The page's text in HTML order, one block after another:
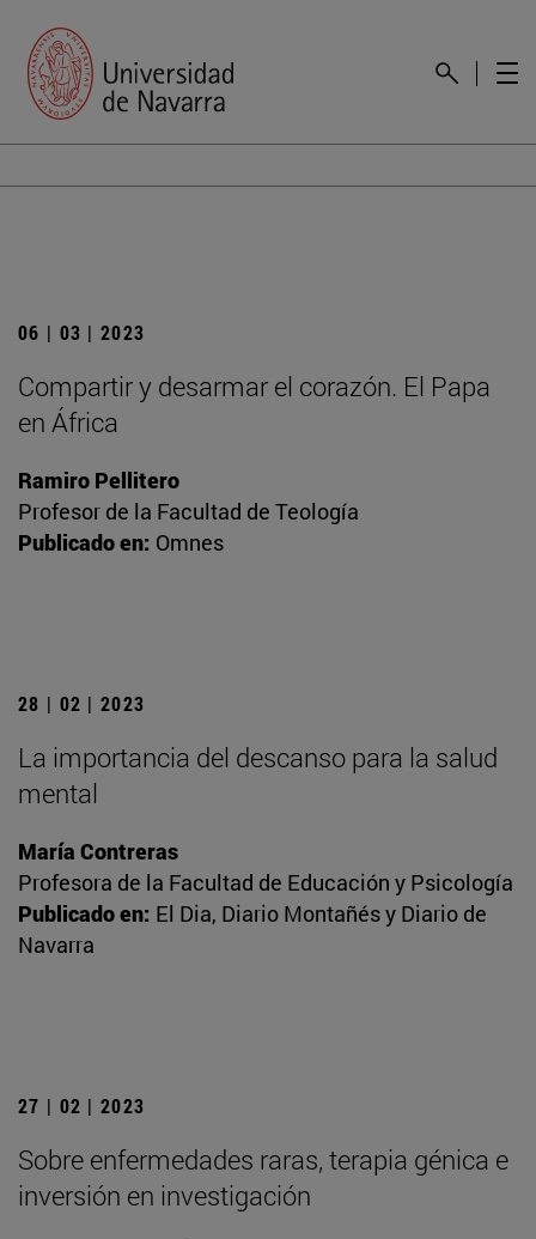
06 | 03 | 2023
Compartir y desarmar el corazón. El Papa
en África
Ramiro Pellitero
Profesor de la Facultad de Teología
Publicado en: Omnes
28 | 02 | 2023
La importancia del descanso para la salud
mental
María Contreras
Profesora de la Facultad de Educación y Psicología
Publicado en: El Dia, Diario Montañés y Diario de
Navarra
27 | 02 | 2023
Sobre enfermedades raras, terapia génica e
inversión en investigación